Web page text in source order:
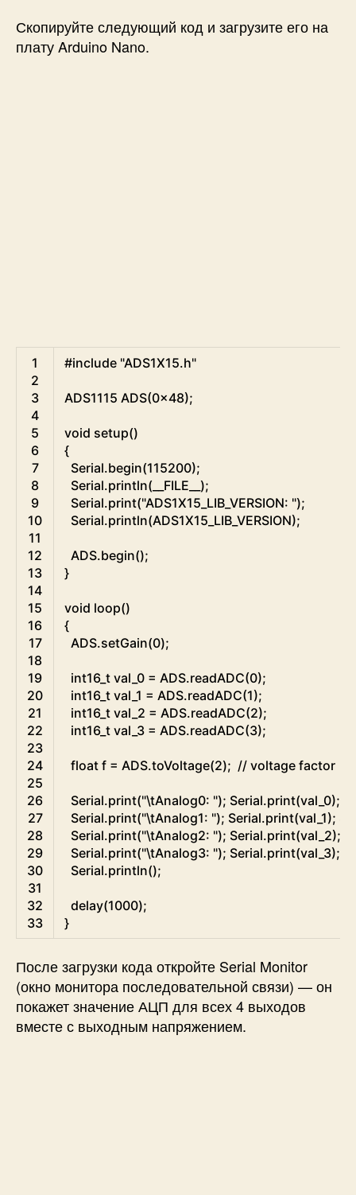
Скопируйте следующий код и загрузите его на
плату Arduino Nano.
1
2
3
4
5
6
7
8
9
10
11
12
13
14
15
16
17
18
19
20
21
22
23
24
25
26
27
28
29
30
31
32
33
#include "ADS1X15.h"
ADS1115 ADS(0x48);
void setup()
{
Serial.begin(115200);
Serial.println( __FILE__ );
Serial.print("ADS1X15_LIB_VERSION: ");
Serial.println(ADS1X15_LIB_VERSION);
ADS.begin();
}
void loop()
{
ADS.setGain(0);
int16_ t val_0 = ADS.readADC(0);
int16_ t val_1 = ADS.readADC(1);
int16_ t val_2 = ADS.readADC(2);
int16_ t val_3 = ADS.readADC(3);
float f = ADS.toVoltage(2); // voltage factor
Serial.print("\tAnalog0: "); Serial.print(val_0);
Serial.print("\tAnalog1: "); Serial.print(val_1);
Serial.print("\tAnalog2: "); Serial.print(val_2);
Serial.print("\tAnalog3: "); Serial.print(val_3);
Serial.println();
delay(1000);
}
После загрузки кода откройте Serial Monitor
(окно монитора последовательной связи) — он
покажет значение АЦП для всех 4 выходов
вместе с выходным напряжением.